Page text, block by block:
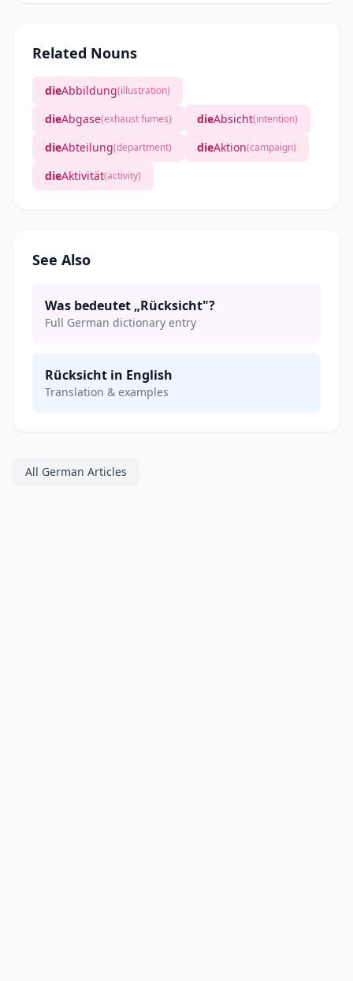
Related Nouns
dieAbbildung(illustration)
dieAbgase(exhaust fumes) dieAbsicht(intention)
dieAbteilung(department) dieAktion(campaign)
dieAktivität(activity)
See Also
Was bedeutet „Rücksicht"?
Full German dictionary entry
Rücksicht in English
Translation & examples
All German Articles